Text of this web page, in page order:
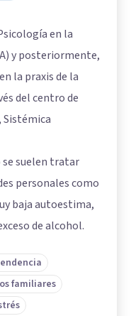
en la
y posteriormente,
la praxis de la
del centro de
se suelen tratar
personales como
baja autoestima,
de alcohol.
familiares